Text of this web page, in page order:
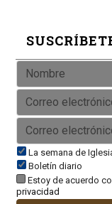
La semana de
Boletín diario
Estoy de acuerdo
privacidad